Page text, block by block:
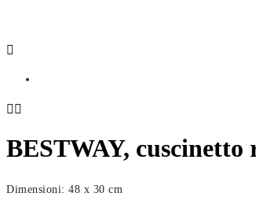

 
BESTWAY,
Dimensioni: 48 x 30